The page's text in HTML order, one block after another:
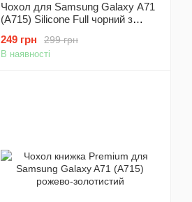
Чохол для Samsung Galaxy A71
(A715) Silicone Full чорний з
299 грн
249 грн
В наявності